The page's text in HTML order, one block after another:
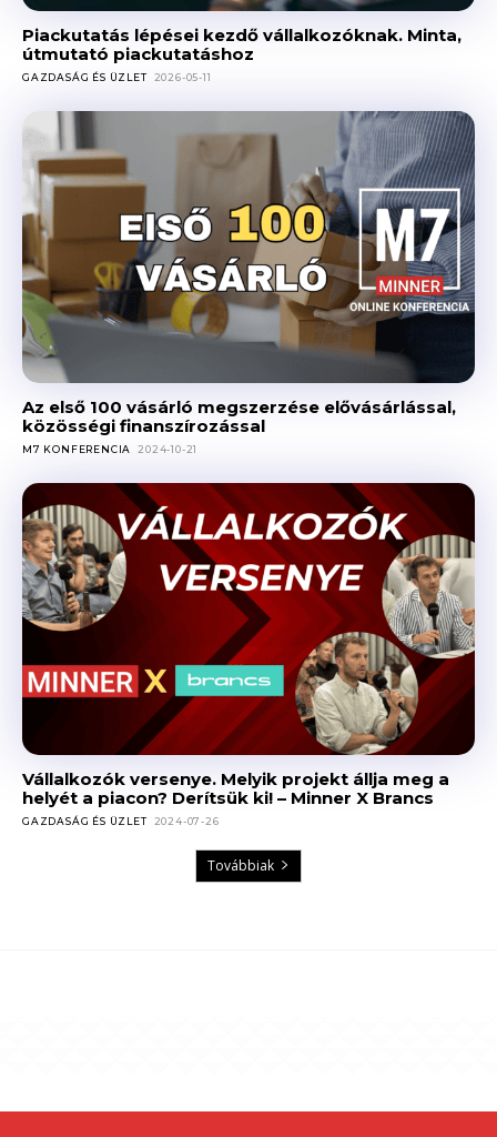
Piackutatás lépései kezdő vállalkozóknak. Minta,
útmutató piackutatáshoz
GAZDASÁG ÉS ÜZLET 2026-05-11
Az első 100 vásárló megszerzése elővásárlással,
közösségi finanszírozással
M7 KONFERENCIA 2024-10-21
Vállalkozók versenye. Melyik projekt állja meg a
helyét a piacon? Derítsük ki! – Minner X Brancs
GAZDASÁG ÉS ÜZLET 2024-07-26
Továbbiak